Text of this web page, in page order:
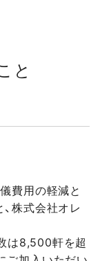
と
費用の軽減と
株式会社オレ
は8,500軒を超